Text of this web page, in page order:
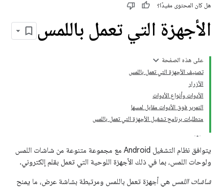
هل كان المحتوى مفيدًا؟
الأجهزة التي تعمل باللمس
على هذه الصفحة
تصنيف الأجهزة التي تعمل باللمس
الأزرار
الأدوات وأنواع الأدوات
التمرير فوق الأدوات مقابل لمسها
متطلبات برنامج تشغيل الأجهزة التي تعمل باللمس
يتوافق نظام التشغيل Android مع مجموعة متنوعة من شاشات اللمس
ولوحات اللمس، بما في ذلك الأجهزة اللوحية التي تعمل بقلم إلكتروني.
شاشات اللمس هي أجهزة تعمل باللمس ومرتبطة بشاشة عرض، ما يمنح